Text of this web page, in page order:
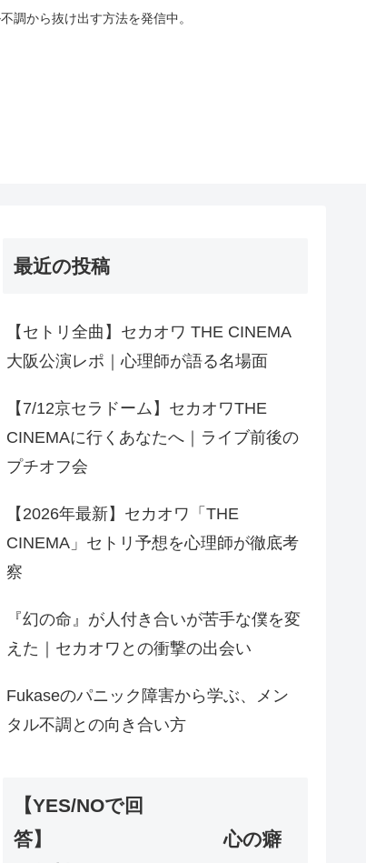
調から抜け出す方法を発信中。
最近の投稿
【セトリ全曲】セカオワ THE CINEMA
大阪公演レポ｜心理師が語る名場面
【7/12京セラドーム】セカオワTHE
CINEMAに行くあなたへ｜ライブ前後の
プチオフ会
【2026年最新】セカオワ「THE
CINEMA」セトリ予想を心理師が徹底考
察
『幻の命』が人付き合いが苦手な僕を変
えた｜セカオワとの衝撃の出会い
Fukaseのパニック障害から学ぶ、メン
タル不調との向き合い方
【YES/NOで回
答】 心の癖